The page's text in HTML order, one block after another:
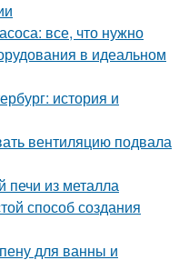
все, что нужно
в идеальном
история и
вентиляцию подвала
печи из металла
способ создания
для ванны и